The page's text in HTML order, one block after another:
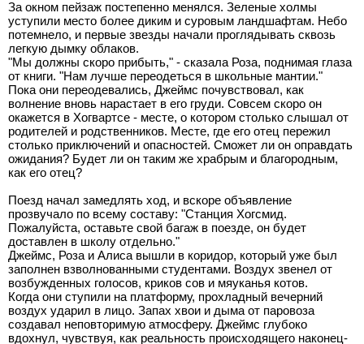
За окном пейзаж постепенно менялся. Зеленые холмы
уступили место более диким и суровым ландшафтам. Небо
потемнело, и первые звезды начали проглядывать сквозь
легкую дымку облаков.
"Мы должны скоро прибыть," - сказала Роза, поднимая глаза
от книги. "Нам лучше переодеться в школьные мантии."
Пока они переодевались, Джеймс почувствовал, как
волнение вновь нарастает в его груди. Совсем скоро он
окажется в Хогвартсе - месте, о котором столько слышал от
родителей и родственников. Месте, где его отец пережил
столько приключений и опасностей. Сможет ли он оправдать
ожидания? Будет ли он таким же храбрым и благородным,
как его отец?
Поезд начал замедлять ход, и вскоре объявление
прозвучало по всему составу: "Станция Хогсмид.
Пожалуйста, оставьте свой багаж в поезде, он будет
доставлен в школу отдельно."
Джеймс, Роза и Алиса вышли в коридор, который уже был
заполнен взволнованными студентами. Воздух звенел от
возбужденных голосов, криков сов и мяуканья котов.
Когда они ступили на платформу, прохладный вечерний
воздух ударил в лицо. Запах хвои и дыма от паровоза
создавал неповторимую атмосферу. Джеймс глубоко
вдохнул, чувствуя, как реальность происходящего наконец-